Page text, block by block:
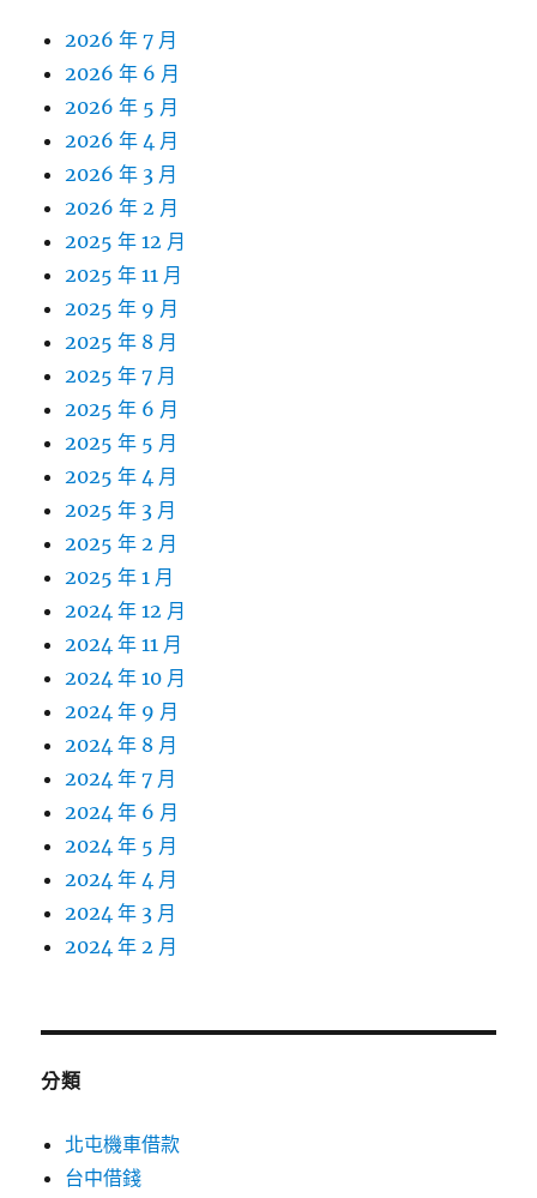
2026 年 7 月
2026 年 6 月
2026 年 5 月
2026 年 4 月
2026 年 3 月
2026 年 2 月
2025 年 12 月
2025 年 11 月
2025 年 9 月
2025 年 8 月
2025 年 7 月
2025 年 6 月
2025 年 5 月
2025 年 4 月
2025 年 3 月
2025 年 2 月
2025 年 1 月
2024 年 12 月
2024 年 11 月
2024 年 10 月
2024 年 9 月
2024 年 8 月
2024 年 7 月
2024 年 6 月
2024 年 5 月
2024 年 4 月
2024 年 3 月
2024 年 2 月
分類
北屯機車借款
台中借錢